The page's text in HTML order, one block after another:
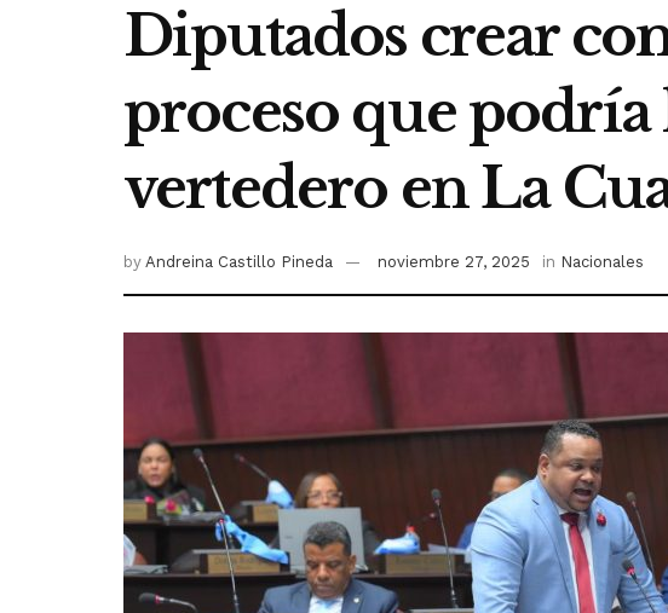
Diputados crear
proceso que
vertedero en La
by Andreina Castillo Pineda noviembre 27, 2025 in Nacionales